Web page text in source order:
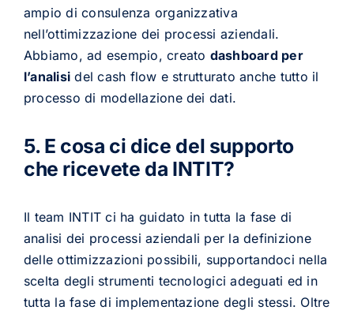
ampio di consulenza organizzativa
nell’ottimizzazione dei processi aziendali.
Abbiamo, ad esempio, creato dashboard per
l’analisi del cash flow e strutturato anche tutto il
processo di modellazione dei dati.
5. E cosa ci dice del supporto
che ricevete da INTIT?
Il team INTIT ci ha guidato in tutta la fase di
analisi dei processi aziendali per la definizione
delle ottimizzazioni possibili, supportandoci nella
scelta degli strumenti tecnologici adeguati ed in
tutta la fase di implementazione degli stessi. Oltre